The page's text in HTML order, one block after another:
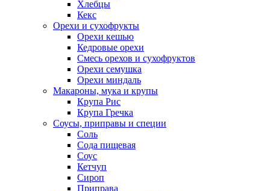
Хлебцы
Кекс
Орехи и сухофрукты
Орехи кешью
Кедровые орехи
Смесь орехов и сухофруктов
Орехи семушка
Орехи миндаль
Макароны, мука и крупы
Крупа Рис
Крупа Гречка
Соусы, приправы и специи
Соль
Сода пищевая
Соус
Кетчуп
Сироп
Приправа